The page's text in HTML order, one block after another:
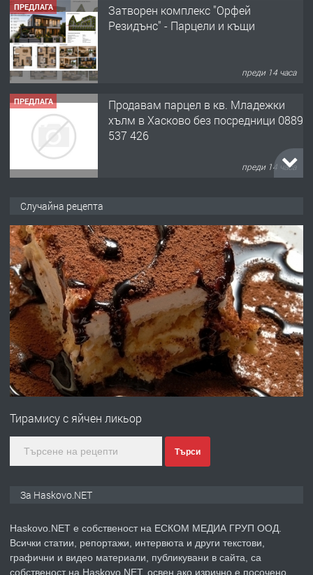
ПРЕДЛАГА
Затворен комплекс "Орфей
Резидънс" - Парцели и къщи
преди 14 часа
ПРЕДЛАГА
Продавам парцел в кв. Младежки
хълм в Хасково без посредници 0889
537 426
преди 14 часа
преди 14 часа
ПРЕДЛАГА Под НАЕМ двустаен Орфей
преди 3 дни
ПРЕДЛАГА
Нов апартамент на ул. Липа до
преди 4 дни
Случайна рецепта
Тирамису с яйчен ликьор
Търси
За Haskovo.NET
Haskovo.NET е собственост на ЕСКОМ МЕДИА ГРУП ООД.
Всички статии, репортажи, интервюта и други текстови,
графични и видео материали, публикувани в сайта, са
собственост на Haskovo.NET, освен ако изрично е посочено